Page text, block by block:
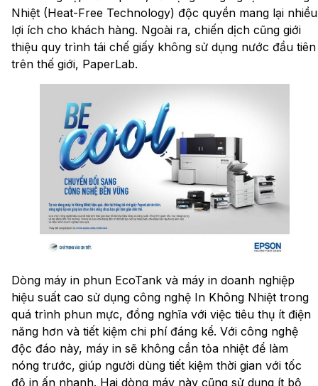
Nhiệt (Heat-Free Technology) độc quyền mang lại nhiều
lợi ích cho khách hàng. Ngoài ra, chiến dịch cũng giới
thiệu quy trình tái chế giấy không sử dụng nước đầu tiên
trên thế giới, PaperLab.
Dòng máy in phun EcoTank và máy in doanh nghiệp
hiệu suất cao sử dụng công nghệ In Không Nhiệt trong
quá trình phun mực, đồng nghĩa với việc tiêu thụ ít điện
năng hơn và tiết kiệm chi phí đáng kể. Với công nghệ
độc đáo này, máy in sẽ không cần tỏa nhiệt để làm
nóng trước, giúp người dùng tiết kiệm thời gian với tốc
độ in ấn nhanh. Hai dòng máy này cũng sử dụng ít bộ